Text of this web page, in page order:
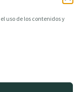
uso de los contenidos y